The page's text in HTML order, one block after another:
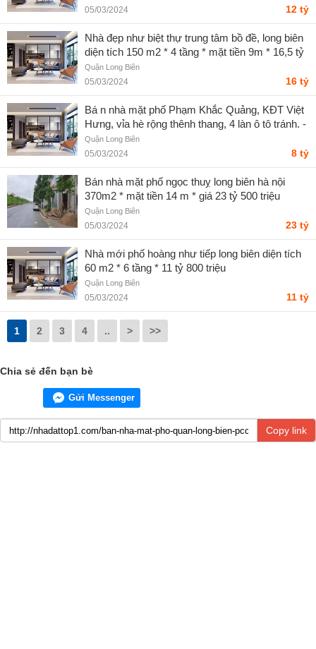
05/03/2024 12 tỷ
Nhà đẹp như biệt thự trung tâm bồ đề, long biên
diện tích 150 m2 * 4 tầng * mặt tiền 9m * 16,5 tỷ
Quận Long Biên
05/03/2024 16 tỷ
Bá n nhà mặt phố Phạm Khắc Quảng, KĐT Việt
Hưng, vỉa hè rộng thênh thang, 4 làn ô tô tránh. -
Nguyễn Văn Nam
Quận Long Biên
05/03/2024 8 tỷ
Bán nhà mặt phố ngọc thuỵ long biên hà nội
370m2 * mặt tiền 14 m * giá 23 tỷ 500 triệu
Quận Long Biên
05/03/2024 23 tỷ
Nhà mới phố hoàng như tiếp long biên diện tích
60 m2 * 6 tầng * 11 tỷ 800 triệu
Quận Long Biên
05/03/2024 11 tỷ
1 2 3 4 .. > >>
Chia sẻ đến bạn bè
Gửi Messenger
Copy link